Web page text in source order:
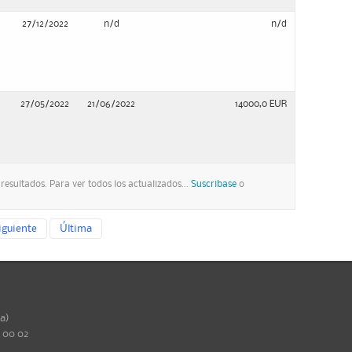
27/12/2022 n/d n/d
27/05/2022 21/06/2022 14000,0 EUR
Para ver todos los actualizados... Suscribase o
Última
00 02